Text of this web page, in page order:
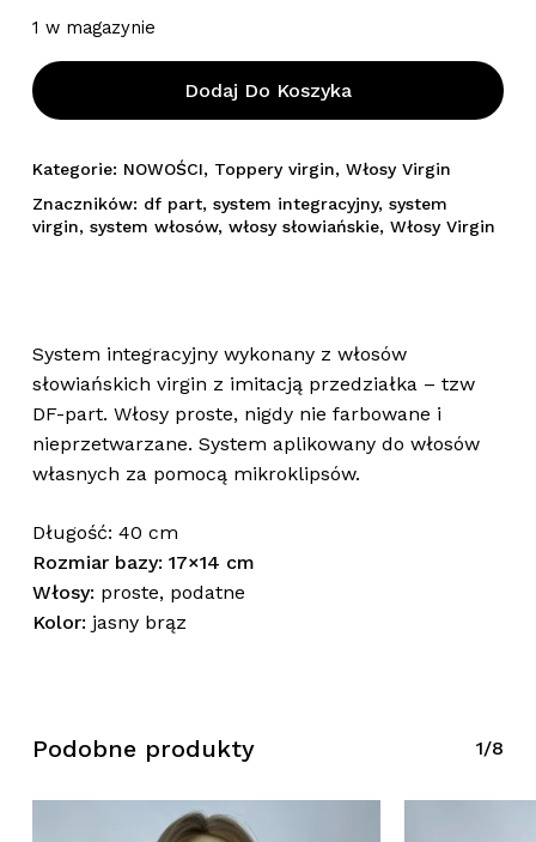
Brak produktów w koszyku.
1 w magazynie
Dodaj Do Koszyka
Kategorie: NOWOŚCI, Toppery virgin, Włosy Virgin
Znaczników: df part, system integracyjny, system
virgin, system włosów, włosy słowiańskie, Włosy Virgin
System integracyjny wykonany z włosów
słowiańskich virgin z imitacją przedziałka – tzw
DF-part. Włosy proste, nigdy nie farbowane i
nieprzetwarzane. System aplikowany do włosów
własnych za pomocą mikroklipsów.
Długość: 40 cm
Rozmiar bazy: 17×14 cm
Włosy: proste, podatne
Kolor: jasny brąz
Podobne produkty 1/8